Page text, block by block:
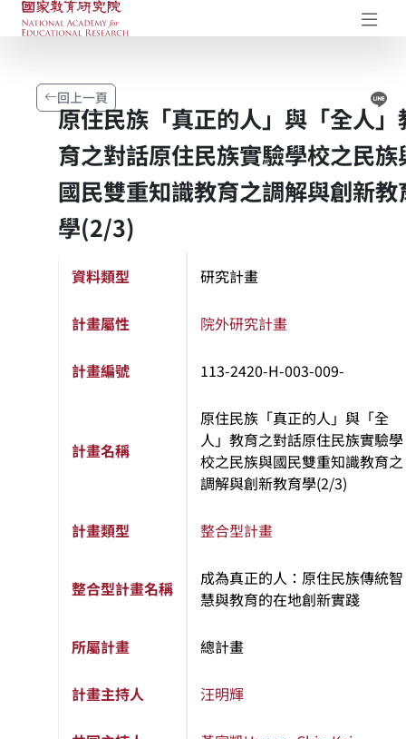
國家教育研究院-研究成果典藏庫
回上一頁
原住民族「真正的人」與「全人」
育之對話原住民族實驗學校之民族
國民雙重知識教育之調解與創新教
學(2/3)
資料類型 研究計畫
計畫屬性 院外研究計畫
計畫編號 113-2420-H-003-009-
計畫名稱
原住民族「真正的人」與「全
人」教育之對話原住民族實驗學
校之民族與國民雙重知識教育之
調解與創新教育學(2/3)
計畫類型 整合型計畫
整合型計畫名稱
成為真正的人：原住民族傳統智
慧與教育的在地創新實踐
所屬計畫 總計畫
計畫主持人 汪明輝